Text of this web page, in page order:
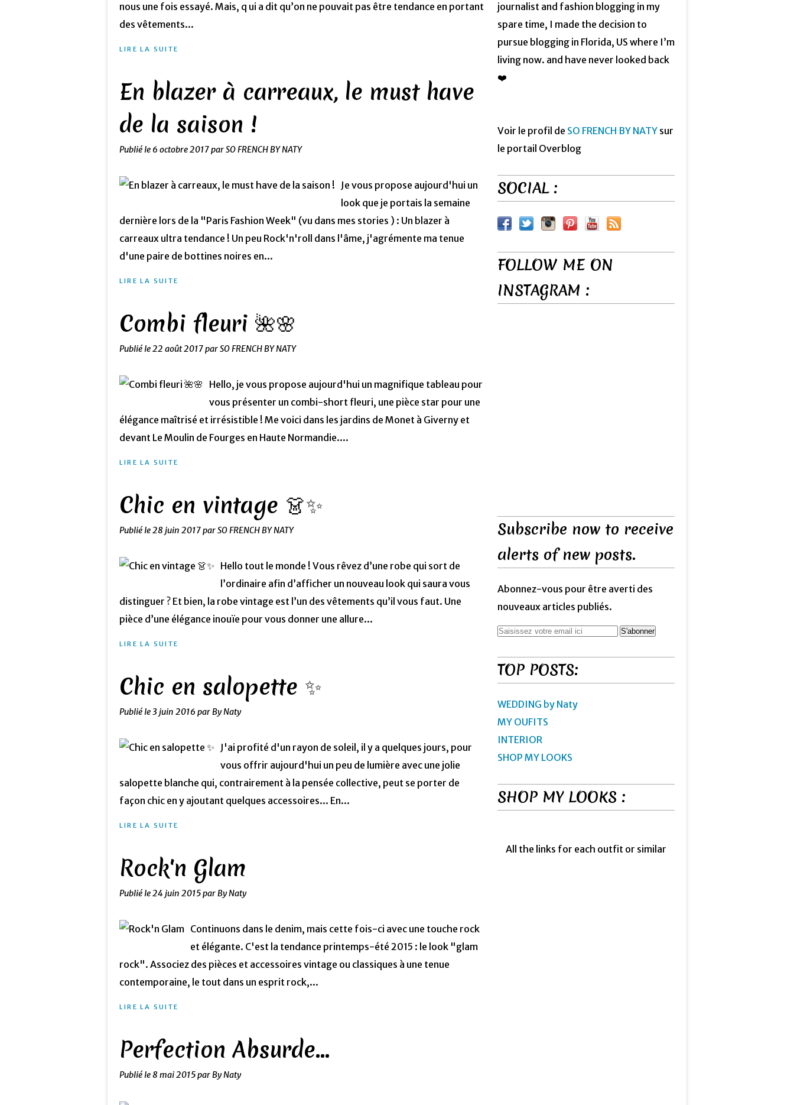
nous une fois essayé. Mais, q ui a dit qu’on ne pouvait pas être tendance en portant
des vêtements...
LIRE LA SUITE
En blazer à carreaux, le must have
de la saison !
Publié le 6 octobre 2017par SO FRENCH BY NATY
Je vous propose aujourd'hui un
look que je portais la semaine
dernière lors de la "Paris Fashion Week" (vu dans mes stories ) : Un blazer à
carreaux ultra tendance ! Un peu Rock'n'roll dans l'âme, j'agrémente ma tenue
d'une paire de bottines noires en...
LIRE LA SUITE
Combi fleuri 🌺🌸
Publié le22 août 2017par SO FRENCH BY NATY
Hello, je vous propose aujourd'hui un magnifique tableau pour
vous présenter un combi-short fleuri, une pièce star pour une
élégance maîtrisé et irrésistible ! Me voici dans les jardins de Monet à Giverny et
devant Le Moulin de Fourges en Haute Normandie....
LIRE LA SUITE
Chic en vintage 👗✨
Publié le28 juin 2017par SO FRENCH BY NATY
Hello tout le monde ! Vous rêvez d’une robe qui sort de
l’ordinaire afin d’afficher un nouveau look qui saura vous
distinguer ? Et bien, la robe vintage est l’un des vêtements qu’il vous faut. Une
pièce d’une élégance inouïe pour vous donner une allure...
LIRE LA SUITE
Chic en salopette ✨
Publié le3 juin 2016 par By Naty
J'ai profité d'un rayon de soleil, il y a quelques jours, pour
vous offrir aujourd'hui un peu de lumière avec une jolie
salopette blanche qui, contrairement à la pensée collective, peut se porter de
façon chic en y ajoutant quelques accessoires... En...
LIRE LA SUITE
Rock'n Glam
Publié le24 juin 2015par By Naty
Continuons dans le denim, mais cette fois-ci avec une touche rock
et élégante. C'est la tendance printemps-été 2015 : le look "glam
rock". Associez des pièces et accessoires vintage ou classiques à une tenue
contemporaine, le tout dans un esprit rock,...
LIRE LA SUITE
Perfection Absurde...
Publié le8 mai 2015par By Naty
journalist and fashion blogging in my
spare time, I made the decision to
pursue blogging in Florida, US where I’m
living now. and have never looked back
❤️
Voir le profil de SO FRENCH BY NATY sur
le portail Overblog
SOCIAL :
FOLLOW ME ON
INSTAGRAM :
Subscribe now to receive
alerts of new posts.
Abonnez-vous pour être averti des
nouveaux articles publiés.
TOP POSTS:
WEDDING by Naty
MY OUFITS
INTERIOR
SHOP MY LOOKS
SHOP MY LOOKS :
All the links for each outfit or similar